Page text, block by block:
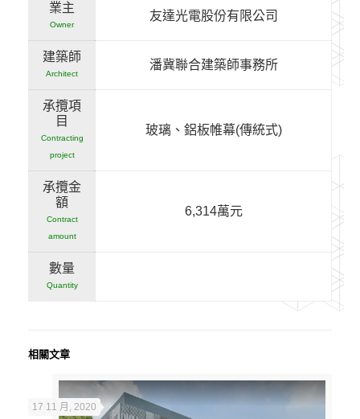
業主
Owner
友達光電股份有限公司
建築師
Architect
潘冀聯合建築師事務所
承攬項
目
Contracting
project
玻璃、鋁板帷幕(傳統式)
承攬金
額
Contract
amount
6,314萬元
數量
Quantity
相關文章
17 11 月, 2020